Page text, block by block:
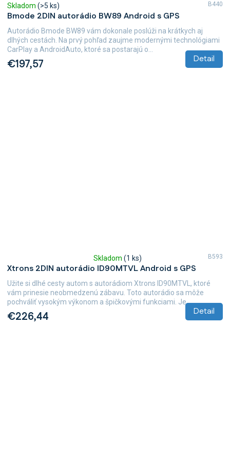
Bmode 2DIN autorádio BW89 Android s GPS
Skladom (>5 ks)
€197,57 Detail
Autorádio Bmode BW89 vám dokonale poslúži na krátkych aj
dlhých cestách. Na prvý pohľad zaujme modernými technológiami
CarPlay a AndroidAuto, ktoré sa postarajú o...
B440
Xtrons 2DIN autorádio ID90MTVL Android s GPS
hodnotenie
produktu
je
5,0
z
5
Skladom (1 ks)
€226,44 Detail
Užite si dlhé cesty autom s autorádiom Xtrons ID90MTVL, ktoré
vám prinesie neobmedzenú zábavu. Toto autorádio sa môže
pochváliť vysokým výkonom a špičkovými funkciami. Je...
B593